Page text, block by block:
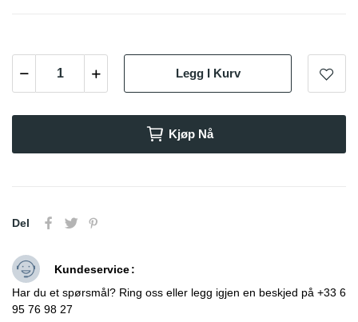
Legg I Kurv
Kjøp Nå
Del
Kundeservice
Har du et spørsmål? Ring oss eller legg igjen en beskjed på +33 6
95 76 98 27